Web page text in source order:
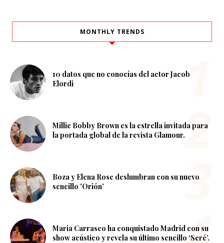
MONTHLY TRENDS
10 datos que no conocías del actor Jacob
Elordi
Millie Bobby Brown es la estrella invitada para
la portada global de la revista Glamour.
Boza y Elena Rose deslumbran con su nuevo
sencillo 'Orión'
Maria Carrasco ha conquistado Madrid con su
show acústico y revela su último sencillo ‘Seré’.